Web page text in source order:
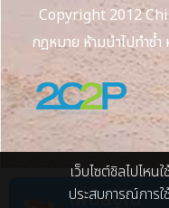
Copyright 2012
กฎหมาย ห้ามนำไปทำซ้
เพิ่มลงใน
เว็บไซต์ชิลไปไหน
ประสบการณ์การ